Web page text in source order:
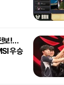
보!…
우승